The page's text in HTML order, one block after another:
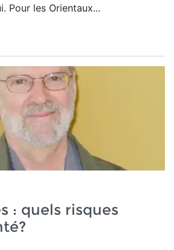
Pour les Orientaux...
: quels risques